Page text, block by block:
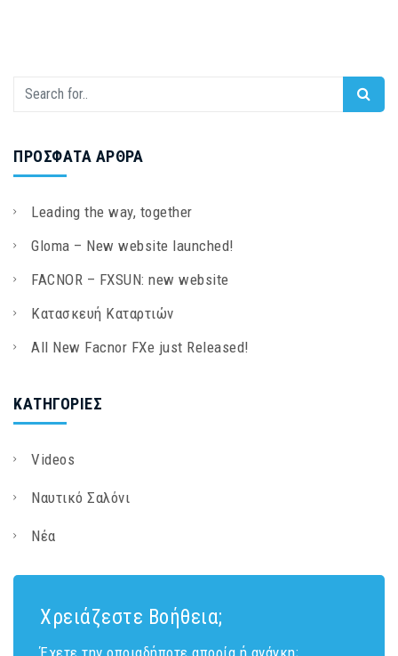
ΠΡΌΣΦΑΤΑ ΆΡΘΡΑ
Leading the way, together
Gloma – New website launched!
FACNOR – FXSUN: new website
Κατασκευή Καταρτιών
All New Facnor FXe just Released!
KΑΤΗΓΟΡΊΕΣ
Videos
Ναυτικό Σαλόνι
Νέα
Χρειάζεστε Βοήθεια;
Έχετε την οποιαδήποτε απορία ή ανάγκη;